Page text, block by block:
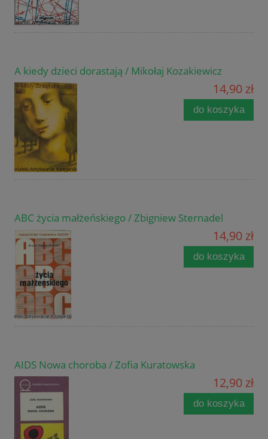
A kiedy dzieci dorastają / Mikołaj Kozakiewicz
14,90 zł
do koszyka
ABC życia małżeńskiego / Zbigniew Sternadel
14,90 zł
do koszyka
AIDS Nowa choroba / Zofia Kuratowska
12,90 zł
do koszyka